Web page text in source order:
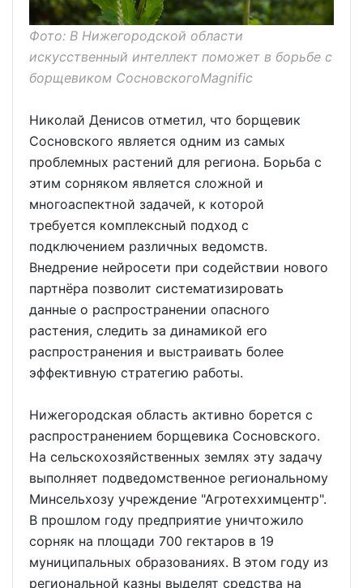
Фото: В Нижегородской области
искусственный интеллект поможет в борьбе с
борщевиком СосновскогоMagnific
Николай Денисов отметил, что борщевик
Сосновского является одним из самых
проблемных растений для региона. Борьба с
этим сорняком является сложной и
многоаспектной задачей, к которой
требуется комплексный подход с
подключением различных ведомств.
Внедрение нейросети при содействии нового
партнёра позволит систематизировать
данные о распространении опасного
растения, следить за динамикой его
распространения и выстраивать более
эффективную стратегию работы.
Нижегородская область активно борется с
распространением борщевика Сосновского.
На сельскохозяйственных землях эту задачу
выполняет подведомственное региональному
Минсельхозу учреждение "Агротеххимцентр".
В прошлом году предприятие уничтожило
сорняк на площади 700 гектаров в 19
муниципальных образованиях. В этом году из
региональной казны выделят средства на